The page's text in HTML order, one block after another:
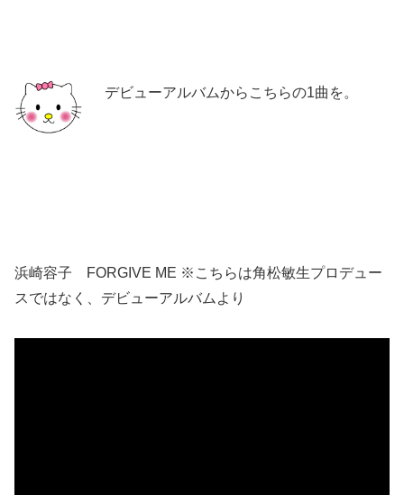
デビューアルバムからこちらの1曲を。
浜崎容子 FORGIVE ME ※こちらは角松敏生プロデュー
スではなく、デビューアルバムより